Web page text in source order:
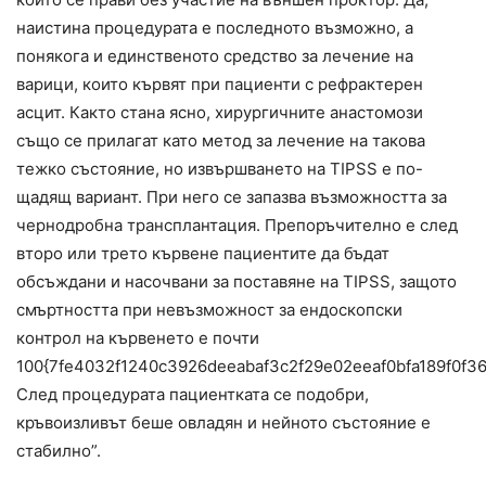
наистина процедурата е последното възможно, а
понякога и единственото средство за лечение на
варици, които кървят при пациенти с рефрактерен
асцит. Както стана ясно, хирургичните анастомози
също се прилагат като метод за лечение на такова
тежко състояние, но извършването на TIPSS е по-
щадящ вариант. При него се запазва възможността за
чернодробна трансплантация. Препоръчително е след
второ или трето кървене пациентите да бъдат
обсъждани и насочвани за поставяне на TIPSS, защото
смъртността при невъзможност за ендоскопски
контрол на кървенето е почти
След процедурата пациентката се подобри,
кръвоизливът беше овладян и нейното състояние е
стабилно”.